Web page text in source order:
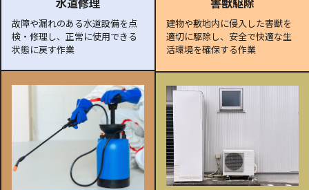
故障や漏れのある水道設備を点
検・修理し、正常に使用できる
状態に戻す作業
建物や敷地内に侵入した害獣を
適切に駆除し、安全で快適な生
活環境を確保する作業